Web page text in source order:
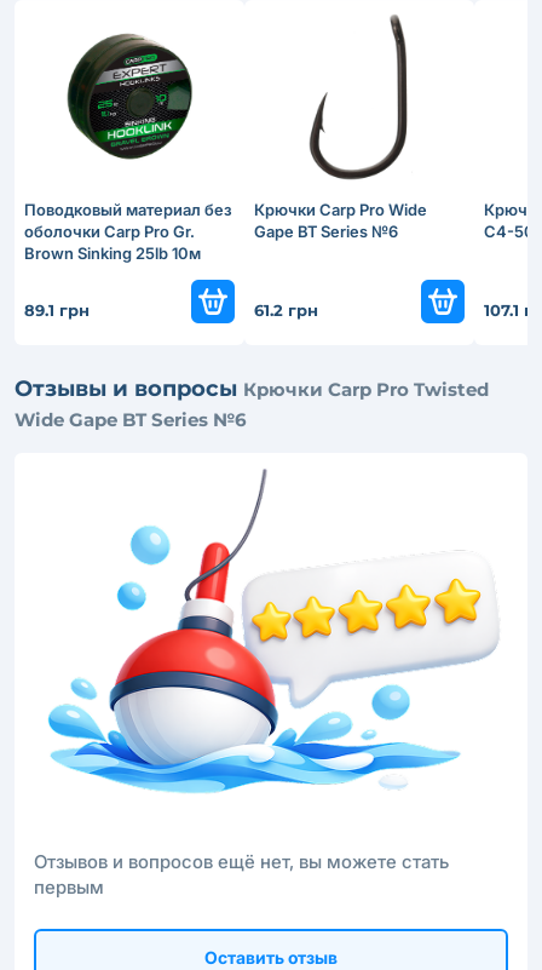
Поводковый материал без
оболочки Carp Pro Gr.
Brown Sinking 25lb 10м
89.1 грн
Крючки Carp Pro Wide
Gape BT Series №6
61.2 грн
C4-
107.1
Отзывы и вопросы Крючки Carp Pro Twisted
Wide Gape BT Series №6
Отзывов и вопросов ещё нет, вы можете стать
первым
Оставить отзыв